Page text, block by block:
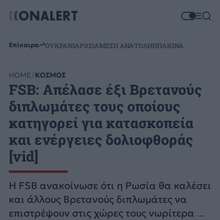
Επίκαιρα ΟΥΚΡΑΝΙΑΡΩΣΙΑΜΕΣΗ ΑΝΑΤΟΛΗΗΠΑΚΙΝΑ
HOME ΚΟΣΜΟΣ
FSB: Απέλασε έξι Βρετανούς
διπλωμάτες τους οποίους
κατηγορεί για κατασκοπεία
και ενέργειες δολιοφθοράς
[vid]
Η FSB ανακοίνωσε ότι η Ρωσία θα καλέσει
και άλλους Βρετανούς διπλωμάτες να
επιστρέψουν στις χώρες τους νωρίτερα αν